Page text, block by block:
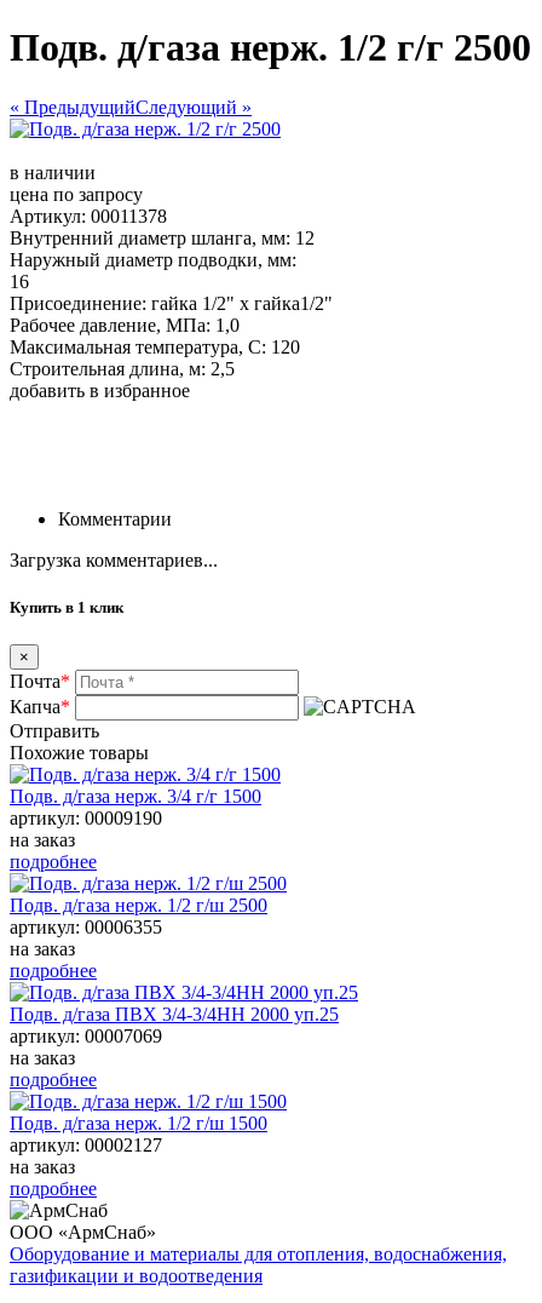
Подв. д/газа нерж. 1/2 г/г 2500
« ПредыдущийСледующий »
в наличии
цена по запросу
Артикул: 00011378
Внутренний диаметр шланга, мм: 12
Наружный диаметр подводки, мм:
16
Присоединение: гайка 1/2" х гайка1/2"
Рабочее давление, МПа: 1,0
Максимальная температура, С: 120
Строительная длина, м: 2,5
добавить в избранное
Комментарии
Загрузка комментариев...
Купить в 1 клик
×
Почта*
Капча*
Отправить
Похожие товары
Подв. д/газа нерж. 3/4 г/г 1500
артикул: 00009190
на заказ
подробнее
Подв. д/газа нерж. 1/2 г/ш 2500
артикул: 00006355
на заказ
подробнее
Подв. д/газа ПВХ 3/4-3/4НН 2000 уп.25
артикул: 00007069
на заказ
подробнее
Подв. д/газа нерж. 1/2 г/ш 1500
артикул: 00002127
на заказ
подробнее
ООО «АрмСнаб»
Оборудование и материалы для отопления, водоснабжения,
газификации и водоотведения